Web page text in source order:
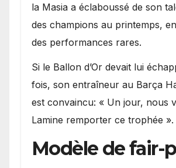
la Masia a éclaboussé de son
des champions au printemps,
des performances rares.
Si le Ballon d’Or devait lui
fois, son entraîneur au Barça
est convaincu: « Un jour, nous
Lamine remporter ce trophée ».
Modèle de fair-